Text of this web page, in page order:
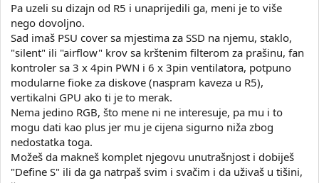
Pa uzeli su dizajn od R5 i unaprijedili ga, meni je to više
nego dovoljno.
Sad imaš PSU cover sa mjestima za SSD na njemu, staklo,
"silent" ili "airflow" krov sa krštenim filterom za prašinu, fan
kontroler sa 3 x 4pin PWN i 6 x 3pin ventilatora, potpuno
modularne fioke za diskove (naspram kaveza u R5),
vertikalni GPU ako ti je to merak.
Nema jedino RGB, što mene ni ne interesuje, pa mu i to
mogu dati kao plus jer mu je cijena sigurno niža zbog
nedostatka toga.
Možeš da makneš komplet njegovu unutrašnjost i dobiješ
"Define S" ili da ga natrpaš svim i svačim i da uživaš u tišini,